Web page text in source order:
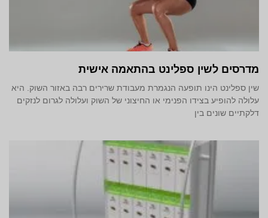
מדרסים לשין ספלינט בהתאמה אישית
שין ספלינט הינו תופעה הנגמרת מעבודת שרירים רבה באזור השוק. היא
עלולה להופיע בצידו הפנימי או החיצוני של השוק ועלולה לגרום לנזקים
דלקתיים שונים בין